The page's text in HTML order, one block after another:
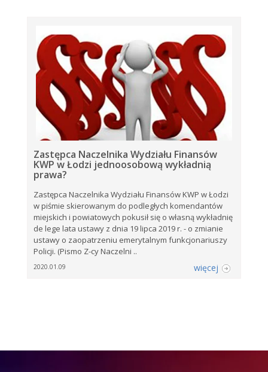
Zastępca Naczelnika Wydziału Finansów
KWP w Łodzi jednoosobową wykładnią
prawa?
Zastępca Naczelnika Wydziału Finansów KWP w Łodzi
w piśmie skierowanym do podległych komendantów
miejskich i powiatowych pokusił się o własną wykładnię
de lege lata ustawy z dnia 19 lipca 2019 r. - o zmianie
ustawy o zaopatrzeniu emerytalnym funkcjonariuszy
Policji. (Pismo Z-cy Naczelni ..
2020.01.09 więcej